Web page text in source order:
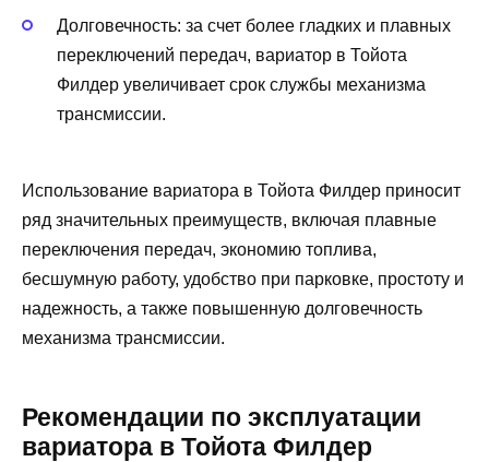
Долговечность: за счет более гладких и плавных
переключений передач, вариатор в Тойота
Филдер увеличивает срок службы механизма
трансмиссии.
Использование вариатора в Тойота Филдер приносит
ряд значительных преимуществ, включая плавные
переключения передач, экономию топлива,
бесшумную работу, удобство при парковке, простоту и
надежность, а также повышенную долговечность
механизма трансмиссии.
Рекомендации по эксплуатации
вариатора в Тойота Филдер